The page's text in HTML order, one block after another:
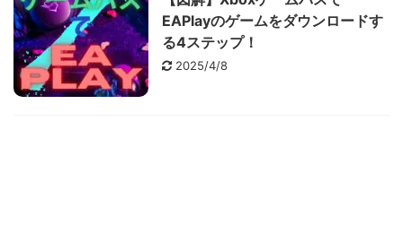
EAPlayのゲームをダウンロードす
る4ステップ！
2025/4/8